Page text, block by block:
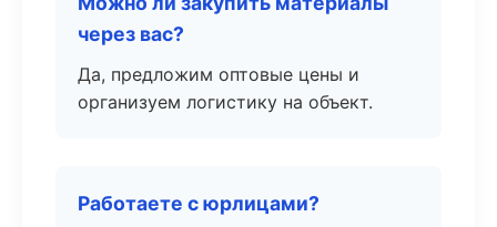
через вас?
Да, предложим оптовые цены и
организуем логистику на объект.
Работаете с юрлицами?